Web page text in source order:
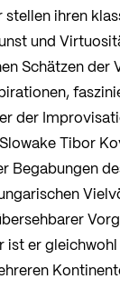
stellen ihren
und
Schätzen der
der
Tibor
Begabungen
ist er